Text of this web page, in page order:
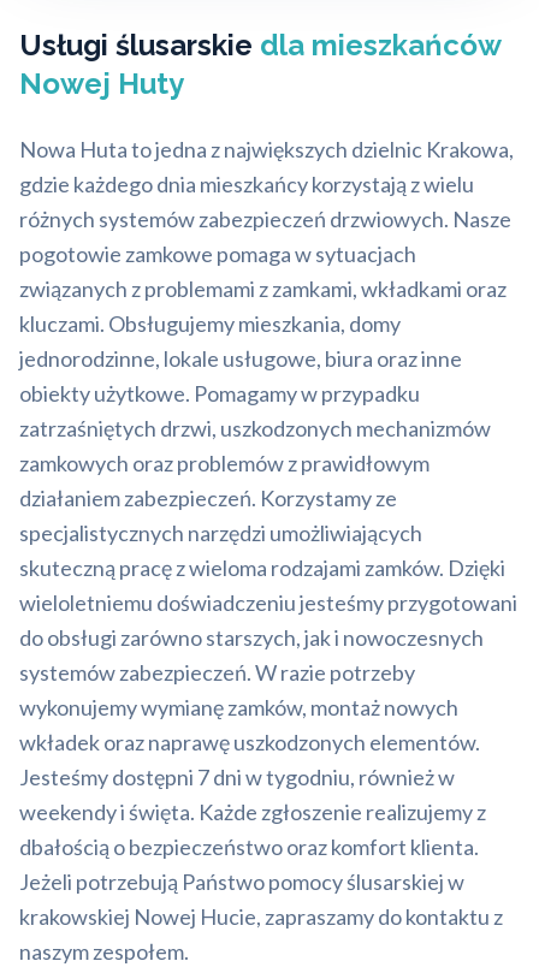
Usługi ślusarskie dla mieszkańców
Nowej Huty
Nowa Huta to jedna z największych dzielnic Krakowa,
gdzie każdego dnia mieszkańcy korzystają z wielu
różnych systemów zabezpieczeń drzwiowych. Nasze
pogotowie zamkowe pomaga w sytuacjach
związanych z problemami z zamkami, wkładkami oraz
kluczami. Obsługujemy mieszkania, domy
jednorodzinne, lokale usługowe, biura oraz inne
obiekty użytkowe. Pomagamy w przypadku
zatrzaśniętych drzwi, uszkodzonych mechanizmów
zamkowych oraz problemów z prawidłowym
działaniem zabezpieczeń. Korzystamy ze
specjalistycznych narzędzi umożliwiających
skuteczną pracę z wieloma rodzajami zamków. Dzięki
wieloletniemu doświadczeniu jesteśmy przygotowani
do obsługi zarówno starszych, jak i nowoczesnych
systemów zabezpieczeń. W razie potrzeby
wykonujemy wymianę zamków, montaż nowych
wkładek oraz naprawę uszkodzonych elementów.
Jesteśmy dostępni 7 dni w tygodniu, również w
weekendy i święta. Każde zgłoszenie realizujemy z
dbałością o bezpieczeństwo oraz komfort klienta.
Jeżeli potrzebują Państwo pomocy ślusarskiej w
krakowskiej Nowej Hucie, zapraszamy do kontaktu z
naszym zespołem.